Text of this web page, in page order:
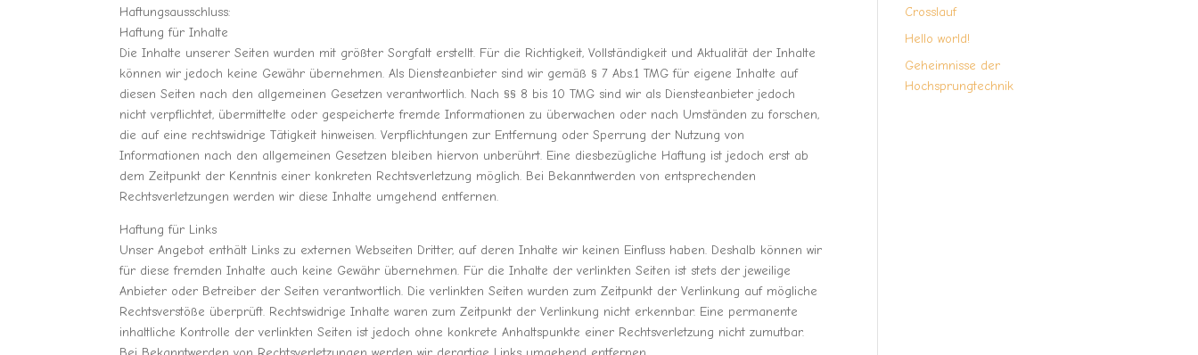
Haftungsausschluss:
Haftung für Inhalte
Die Inhalte unserer Seiten wurden mit größter Sorgfalt erstellt. Für die Richtigkeit, Vollständigkeit und Aktualität der Inhalte
können wir jedoch keine Gewähr übernehmen. Als Diensteanbieter sind wir gemäß § 7 Abs.1 TMG für eigene Inhalte auf
diesen Seiten nach den allgemeinen Gesetzen verantwortlich. Nach §§ 8 bis 10 TMG sind wir als Diensteanbieter jedoch
nicht verpflichtet, übermittelte oder gespeicherte fremde Informationen zu überwachen oder nach Umständen zu forschen,
die auf eine rechtswidrige Tätigkeit hinweisen. Verpflichtungen zur Entfernung oder Sperrung der Nutzung von
Informationen nach den allgemeinen Gesetzen bleiben hiervon unberührt. Eine diesbezügliche Haftung ist jedoch erst ab
dem Zeitpunkt der Kenntnis einer konkreten Rechtsverletzung möglich. Bei Bekanntwerden von entsprechenden
Rechtsverletzungen werden wir diese Inhalte umgehend entfernen.
Haftung für Links
Unser Angebot enthält Links zu externen Webseiten Dritter, auf deren Inhalte wir keinen Einfluss haben. Deshalb können wir
für diese fremden Inhalte auch keine Gewähr übernehmen. Für die Inhalte der verlinkten Seiten ist stets der jeweilige
Anbieter oder Betreiber der Seiten verantwortlich. Die verlinkten Seiten wurden zum Zeitpunkt der Verlinkung auf mögliche
Rechtsverstöße überprüft. Rechtswidrige Inhalte waren zum Zeitpunkt der Verlinkung nicht erkennbar. Eine permanente
inhaltliche Kontrolle der verlinkten Seiten ist jedoch ohne konkrete Anhaltspunkte einer Rechtsverletzung nicht zumutbar.
Crosslauf
Hello world!
Geheimnisse der
Hochsprungtechnik